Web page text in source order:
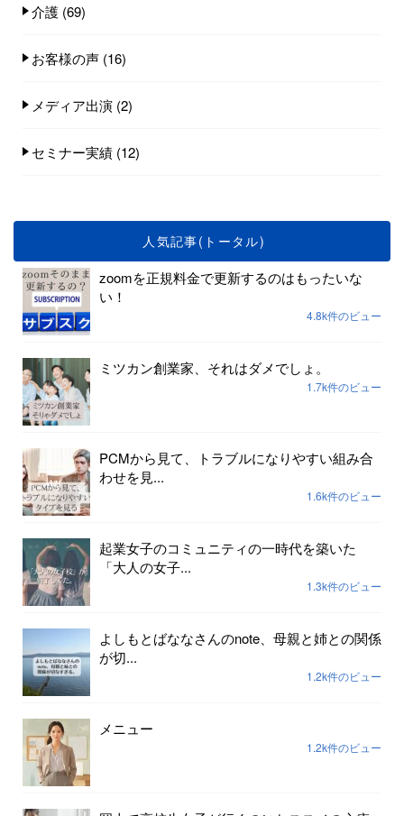
介護 (69)
お客様の声 (16)
メディア出演 (2)
セミナー実績 (12)
人気記事(トータル)
zoomを正規料金で更新するのはもったいな
い！
4.8k件のビュー
ミツカン創業家、それはダメでしょ。
1.7k件のビュー
PCMから見て、トラブルになりやすい組み合
わせを見...
1.6k件のビュー
起業女子のコミュニティの一時代を築いた
「大人の女子...
1.3k件のビュー
よしもとばななさんのnote、母親と姉との関係
が切...
1.2k件のビュー
メニュー
1.2k件のビュー